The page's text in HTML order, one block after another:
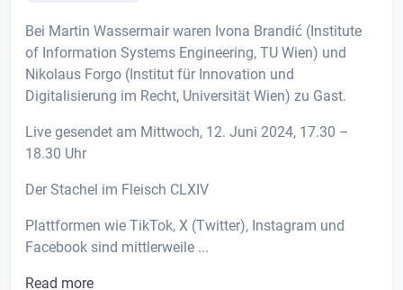
Bei Martin Wassermair waren Ivona Brandić (Institute
of Information Systems Engineering, TU Wien) und
Nikolaus Forgo (Institut für Innovation und
Digitalisierung im Recht, Universität Wien) zu Gast.
Live gesendet am Mittwoch, 12. Juni 2024, 17.30 –
18.30 Uhr
Der Stachel im Fleisch CLXIV
Plattformen wie TikTok, X (Twitter), Instagram und
Facebook sind mittlerweile ...
Read more